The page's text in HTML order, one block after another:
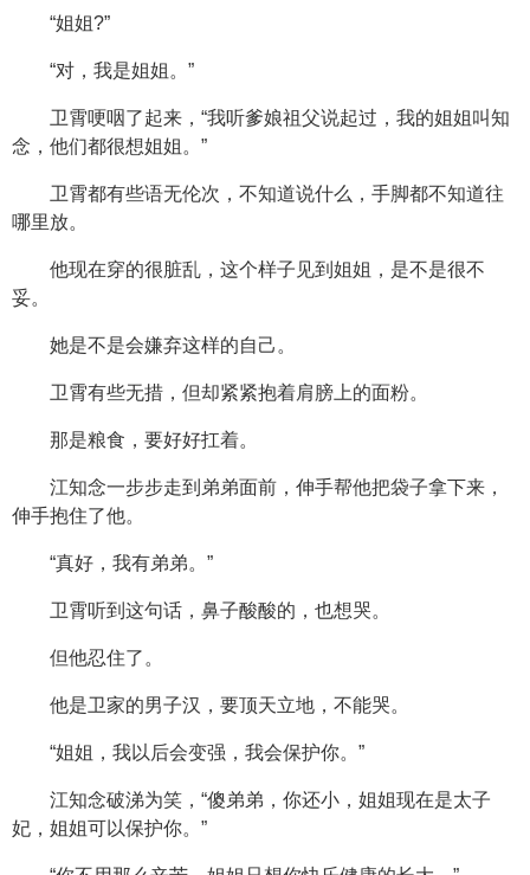
“姐姐?”
“对，我是姐姐。”
卫霄哽咽了起来，“我听爹娘祖父说起过，我的姐姐叫知
念，他们都很想姐姐。”
卫霄都有些语无伦次，不知道说什么，手脚都不知道往
哪里放。
他现在穿的很脏乱，这个样子见到姐姐，是不是很不
妥。
她是不是会嫌弃这样的自己。
卫霄有些无措，但却紧紧抱着肩膀上的面粉。
那是粮食，要好好扛着。
江知念一步步走到弟弟面前，伸手帮他把袋子拿下来，
伸手抱住了他。
“真好，我有弟弟。”
卫霄听到这句话，鼻子酸酸的，也想哭。
但他忍住了。
他是卫家的男子汉，要顶天立地，不能哭。
“姐姐，我以后会变强，我会保护你。”
江知念破涕为笑，“傻弟弟，你还小，姐姐现在是太子
妃，姐姐可以保护你。”